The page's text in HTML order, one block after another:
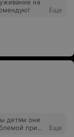
на
Еще
детям они
при
Еще